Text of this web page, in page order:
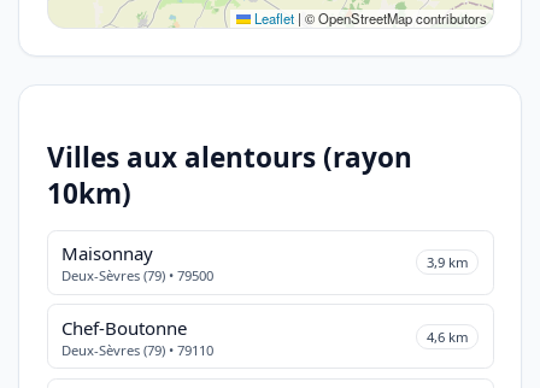
Leaflet | © OpenStreetMap contributors
Villes aux alentours (rayon
10km)
Maisonnay
Deux-Sèvres (79) • 79500
3,9 km
Chef-Boutonne
Deux-Sèvres (79) • 79110
4,6 km